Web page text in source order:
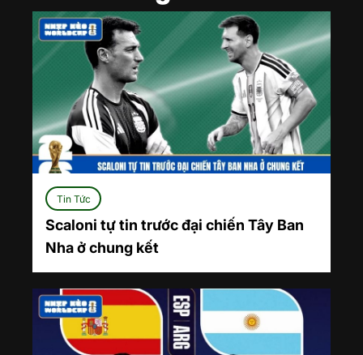
Tin Tức
Scaloni tự tin trước đại chiến Tây Ban
Nha ở chung kết